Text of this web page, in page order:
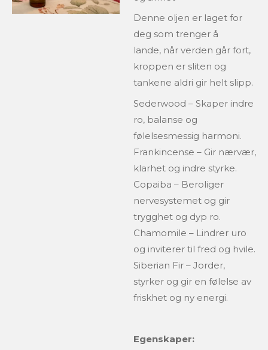
Denne oljen er laget for
deg som trenger å
lande, når verden går fort,
kroppen er sliten og
tankene aldri gir helt slipp.
Sederwood – Skaper indre
ro, balanse og
følelsesmessig harmoni.
Frankincense – Gir nærvær,
klarhet og indre styrke.
Copaiba – Beroliger
nervesystemet og gir
trygghet og dyp ro.
Chamomile – Lindrer uro
og inviterer til fred og hvile.
Siberian Fir – Jorder,
styrker og gir en følelse av
friskhet og ny energi.
Egenskaper: